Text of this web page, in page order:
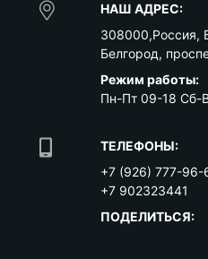
НАШ АДРЕС:
308000,Россия,
Белгород,
Режим работы:
Пн-Пт 09-18 Сб-
ТЕЛЕФОНЫ:
+7 (926) 777-96-
+7 902323441
ПОДЕЛИТЬСЯ: